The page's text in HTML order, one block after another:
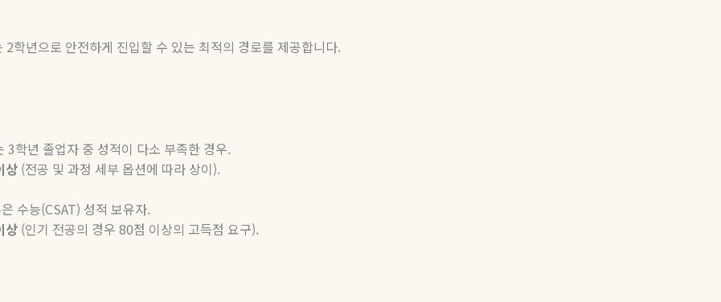
2학년으로 안전하게 진입할 수 있는 최적의 경로를 제공합니다.
3학년 졸업자 중 성적이 다소 부족한 경우.
상 (전공 및 과정 세부 옵션에 따라 상이).
수능(CSAT) 성적 보유자.
상 (인기 전공의 경우 80점 이상의 고득점 요구).